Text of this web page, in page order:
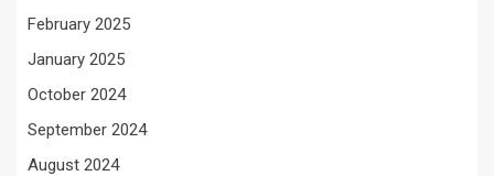
February 2025
January 2025
October 2024
September 2024
August 2024